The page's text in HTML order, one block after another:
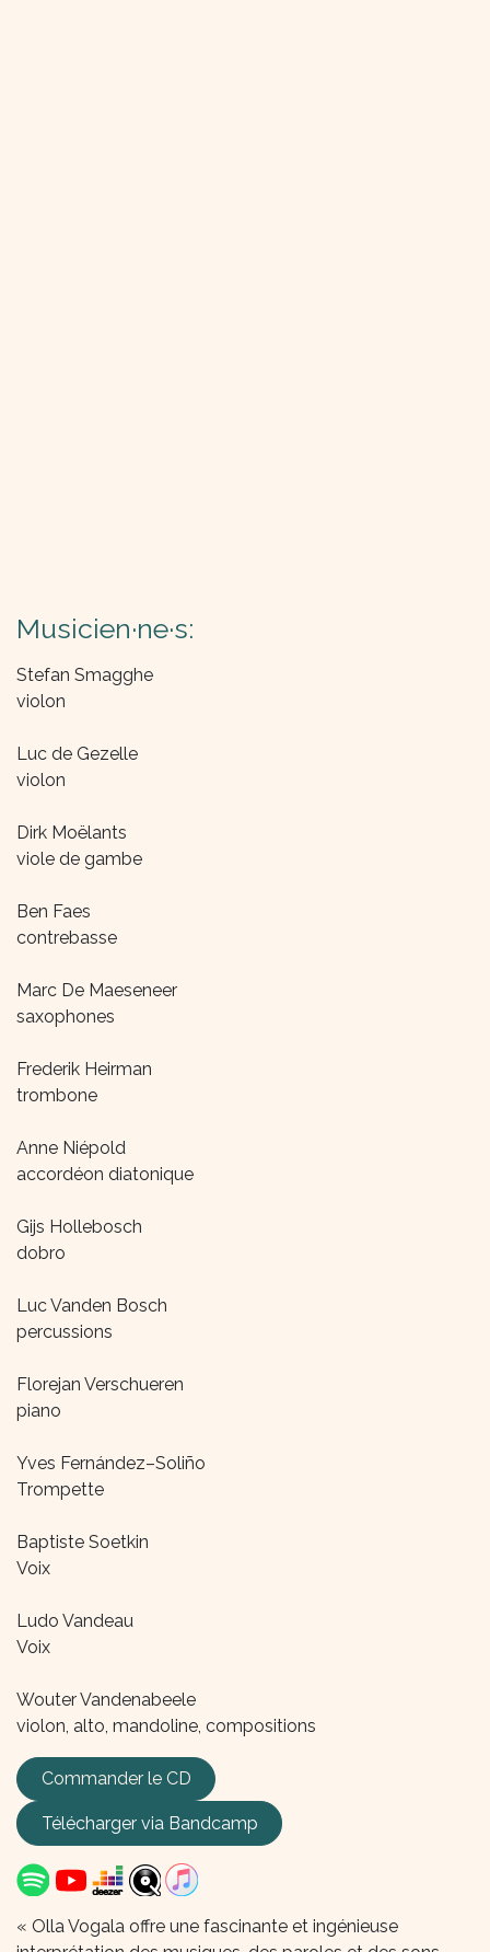
Musicien·ne·s:
Stefan Smagghe
violon
Luc de Gezelle
violon
Dirk Moëlants
viole de gambe
Ben Faes
contrebasse
Marc De Maeseneer
saxophones
Frederik Heirman
trombone
Anne Niépold
accordéon diatonique
Gijs Hollebosch
dobro
Luc Vanden Bosch
percussions
Florejan Verschueren
piano
Yves Fernández–Soliño
Trompette
Baptiste Soetkin
Voix
Ludo Vandeau
Voix
Wouter Vandenabeele
violon, alto, mandoline, compositions
Commander le CD
Télécharger via Bandcamp
« Olla Vogala offre une fascinante et ingénieuse